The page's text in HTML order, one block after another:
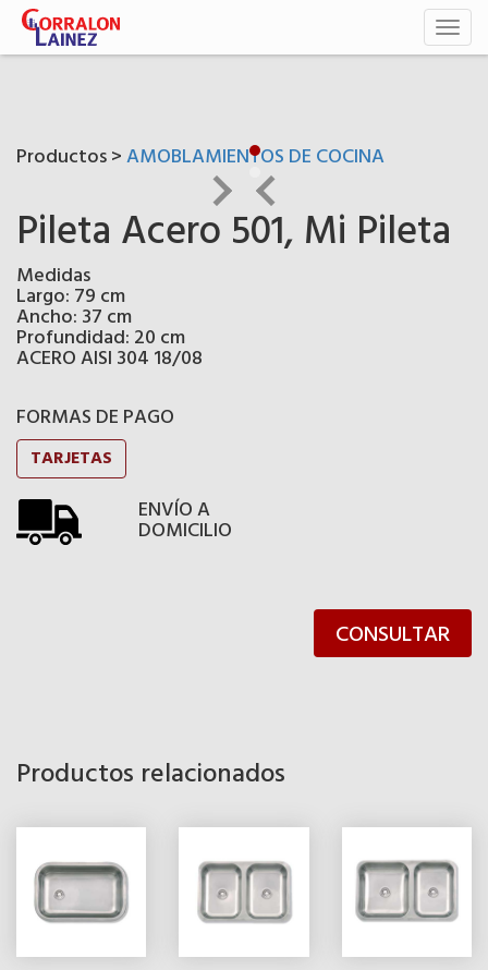
Productos >AMOBLAMIENTOS DE COCINA
Pileta Acero 501, Mi Pileta
Medidas
Largo: 79 cm
Ancho: 37 cm
Profundidad: 20 cm
ACERO AISI 304 18/08
FORMAS DE PAGO
TARJETAS
ENVÍO A
DOMICILIO
CONSULTAR
Productos relacionados